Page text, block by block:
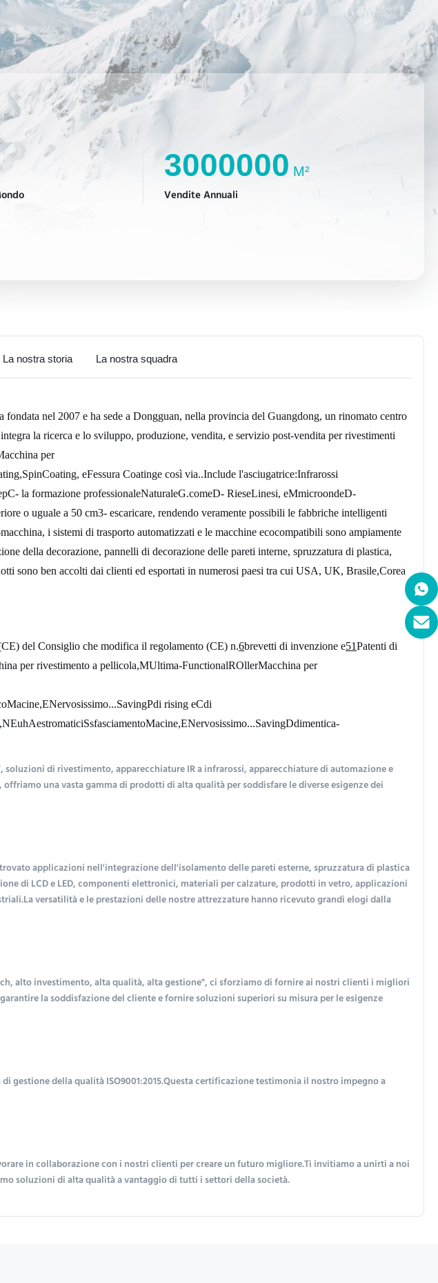
3000000 M²
Vendite Annuali
La nostra storia La nostra squadra
fondata nel 2007 e ha sede a Dongguan, nella provincia del Guangdong, un rinomato centro
la ricerca e lo sviluppo, produzione, vendita, e servizio post-vendita per rivestimenti
per
SpinCoating, eFessura Coatinge così via..Include l'asciugatrice:Infrarossi
C- la formazione professionaleNaturaleG.comeD- RieseLinesi, eMmicroondeD-
o uguale a 50 cm3- escaricare, rendendo veramente possibili le fabbriche intelligenti
i sistemi di trasporto automatizzati e le macchine ecocompatibili sono ampiamente
della decorazione, pannelli di decorazione delle pareti interne, spruzzatura di plastica,
sono ben accolti dai clienti ed esportati in numerosi paesi tra cui USA, UK, Brasile,Corea
del Consiglio che modifica il regolamento (CE) n.6brevetti di invenzione e51Patenti di
per rivestimento a pellicola,MUltima-FunctionalROllerMacchina per
Macine,ENervosissimo...SavingPdi rising eCdi
NEuhAestromaticiSsfasciamentoMacine,ENervosissimo...SavingDdimentica-
di rivestimento, apparecchiature IR a infrarossi, apparecchiature di automazione e
una vasta gamma di prodotti di alta qualità per soddisfare le diverse esigenze dei
applicazioni nell'integrazione dell'isolamento delle pareti esterne, spruzzatura di plastica
di LCD e LED, componenti elettronici, materiali per calzature, prodotti in vetro, applicazioni
versatilità e le prestazioni delle nostre attrezzature hanno ricevuto grandi elogi dalla
alto investimento, alta qualità, alta gestione", ci sforziamo di fornire ai nostri clienti i migliori
la soddisfazione del cliente e fornire soluzioni superiori su misura per le esigenze
della qualità ISO9001:2015.Questa certificazione testimonia il nostro impegno a
in collaborazione con i nostri clienti per creare un futuro migliore.Ti invitiamo a unirti a noi
soluzioni di alta qualità a vantaggio di tutti i settori della società.